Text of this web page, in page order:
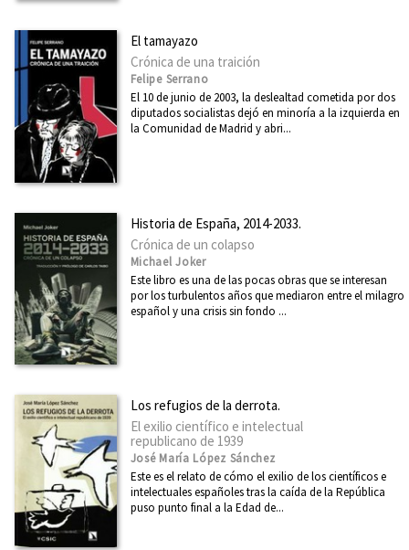
El tamayazo
Crónica de una traición
Felipe Serrano
El 10 de junio de 2003, la deslealtad cometida por dos
diputados socialistas dejó en minoría a la izquierda en
la Comunidad de Madrid y abri...
Historia de España, 2014-2033.
Crónica de un colapso
Michael Joker
Este libro es una de las pocas obras que se interesan
por los turbulentos años que mediaron entre el milagro
español y una crisis sin fondo ...
Los refugios de la derrota.
El exilio científico e intelectual
republicano de 1939
José María López Sánchez
Este es el relato de cómo el exilio de los científicos e
intelectuales españoles tras la caída de la República
puso punto final a la Edad de...